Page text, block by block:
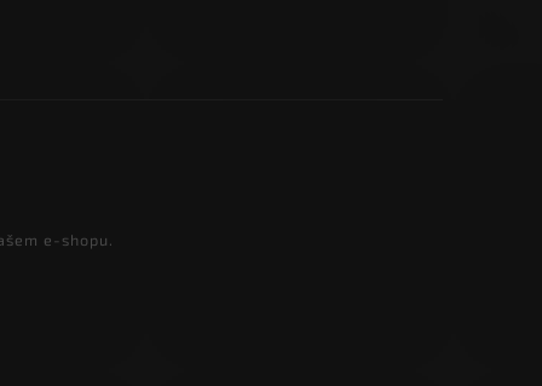
e-shopu.